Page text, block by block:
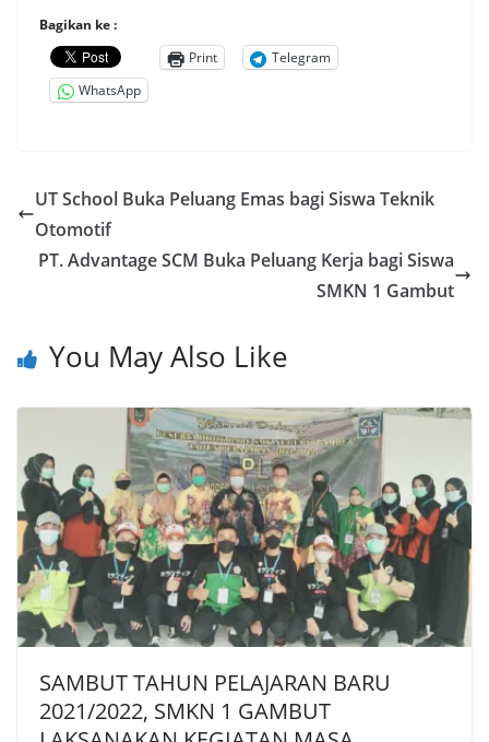
Bagikan ke :
Print
Telegram
WhatsApp
UT School Buka Peluang Emas bagi Siswa Teknik
Otomotif
PT. Advantage SCM Buka Peluang Kerja bagi Siswa
SMKN 1 Gambut
You May Also Like
SAMBUT TAHUN PELAJARAN BARU
2021/2022, SMKN 1 GAMBUT